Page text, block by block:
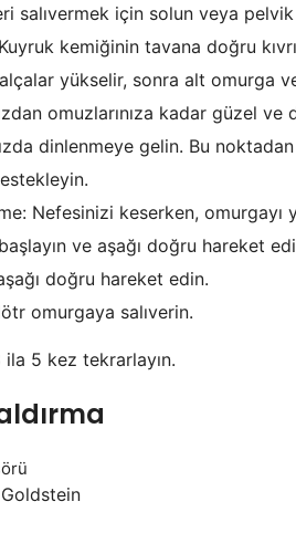
salıvermek için solun veya
kemiğinin tavana doğru
yükselir, sonra alt omurga
omuzlarınıza kadar güzel ve
dinlenmeye gelin. Bu
Nefesinizi keserken, omurgayı
ve aşağı doğru hareket
doğru hareket edin.
omurgaya salıverin.
5 kez tekrarlayın.